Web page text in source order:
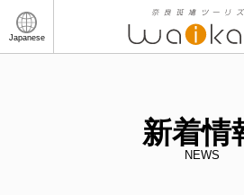
Japanese
新着情
NEWS